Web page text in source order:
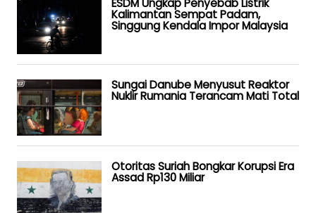
Kalimantan Sempat Padam,
Singgung Kendala Impor Malaysia
Sungai Danube Menyusut Reaktor
Nuklir Rumania Terancam Mati Total
Otoritas Suriah Bongkar Korupsi Era
Assad Rp130 Miliar